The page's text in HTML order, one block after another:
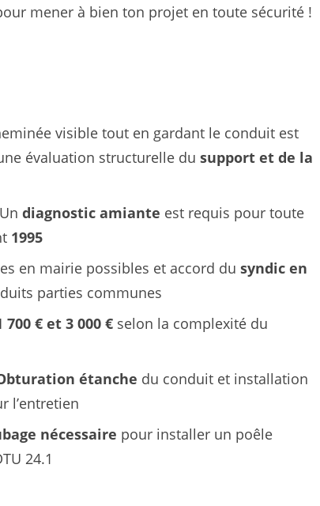
mener à bien ton projet en toute sécurité !
visible tout en gardant le conduit est
évaluation structurelle du support et de la
Un diagnostic amiante est requis pour toute
1995
en mairie possibles et accord du syndic en
parties communes
700 € et 3 000 €selon la complexité du
étanche du conduit et installation
l’entretien
nécessaire pour installer un poêle
24.1